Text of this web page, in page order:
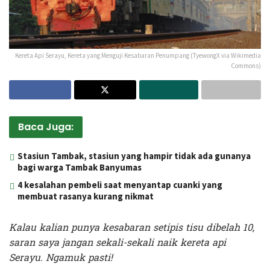
Kereta Api Serayu, Kereta yang Menguji Kesabaran Penumpang (TyewongX via Wikimedia
Commons)
Baca Juga:
Stasiun Tambak, stasiun yang hampir tidak ada gunanya
bagi warga Tambak Banyumas
4 kesalahan pembeli saat menyantap cuanki yang
membuat rasanya kurang nikmat
Kalau kalian punya kesabaran setipis tisu dibelah 10,
saran saya jangan sekali-sekali naik kereta api
Serayu. Ngamuk pasti!